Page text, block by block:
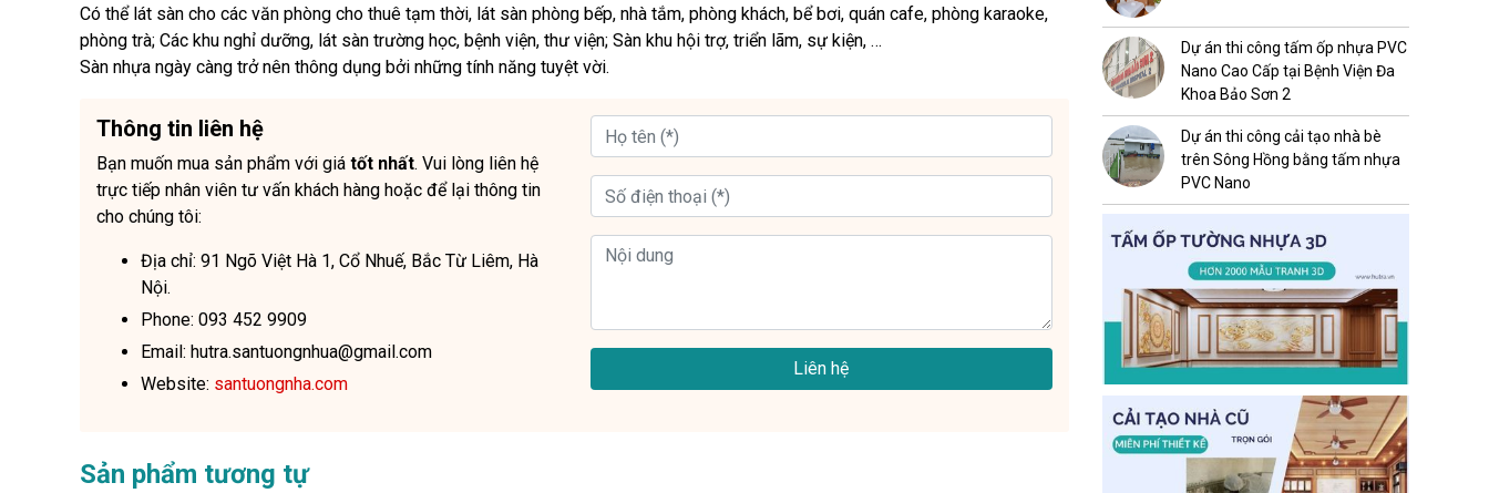
Có thể lát sàn cho các văn phòng cho thuê tạm thời, lát sàn phòng bếp, nhà tắm, phòng khách, bể bơi, quán cafe, phòng karaoke,
phòng trà; Các khu nghỉ dưỡng, lát sàn trường học, bệnh viện, thư viện; Sàn khu hội trợ, triển lãm, sự kiện, …
Sàn nhựa ngày càng trở nên thông dụng bởi những tính năng tuyệt vời.
Thông tin liên hệ
Bạn muốn mua sản phẩm với giá tốt nhất. Vui lòng liên hệ
trực tiếp nhân viên tư vấn khách hàng hoặc để lại thông tin
cho chúng tôi:
Địa chỉ: 91 Ngõ Việt Hà 1, Cổ Nhuế, Bắc Từ Liêm, Hà
Nội.
Phone: 093 452 9909
Email: hutra.santuongnhua@gmail.com
Website: santuongnha.com
Liên hệ
Sản phẩm tương tự
Dự án thi công tấm ốp nhựa PVC
Nano Cao Cấp tại Bệnh Viện Đa
Khoa Bảo Sơn 2
Dự án thi công cải tạo nhà bè
trên Sông Hồng bằng tấm nhựa
PVC Nano